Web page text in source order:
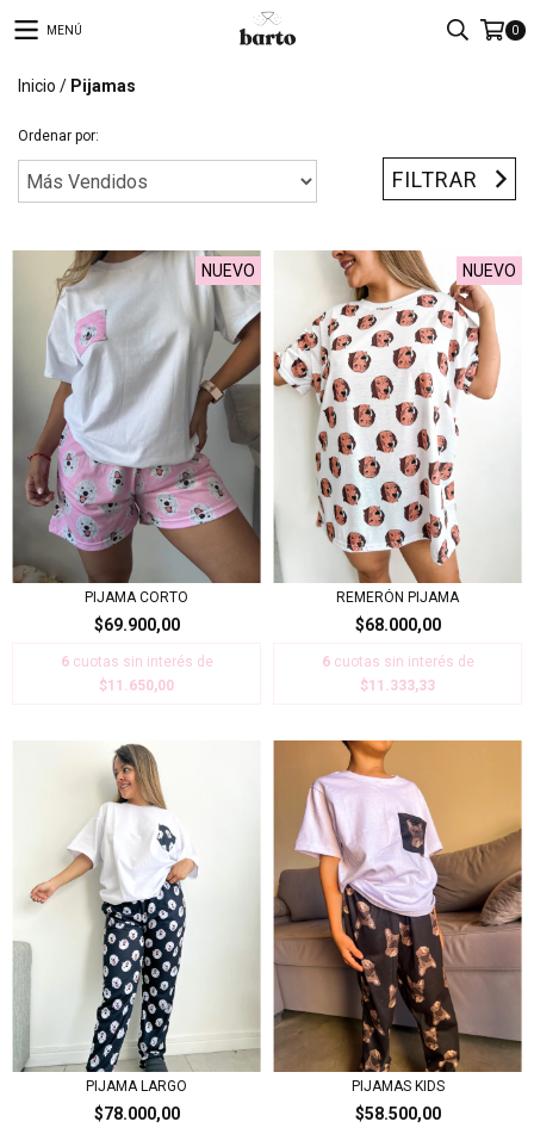
MENÚ 0
Inicio / Pijamas
Ordenar por:
FILTRAR
NUEVO
PIJAMA CORTO
$69.900,00
6 cuotas sin interés de
$11.650,00
NUEVO
REMERÓN PIJAMA
$68.000,00
6 cuotas sin interés de
$11.333,33
PIJAMA LARGO
$78.000,00
PIJAMAS KIDS
$58.500,00